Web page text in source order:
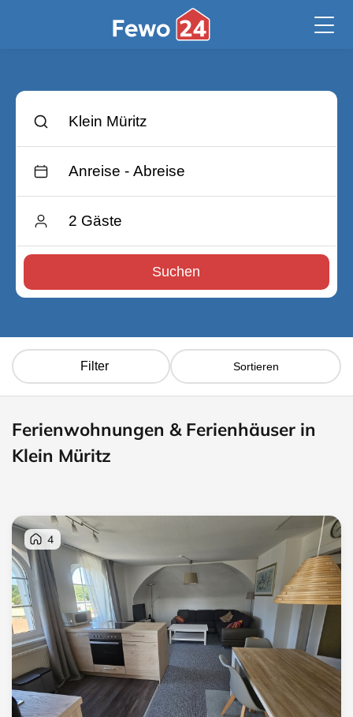
Suchen
Filter Sortieren
Ferienwohnungen & Ferienhäuser in
Klein Müritz
4